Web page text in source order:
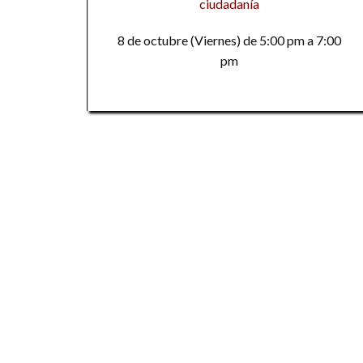
ciudadanía
8 de octubre (Viernes) de 5:00 pm a 7:00
pm